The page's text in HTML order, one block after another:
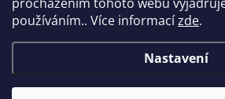
používáním.. Více informacízde.
Nastavení